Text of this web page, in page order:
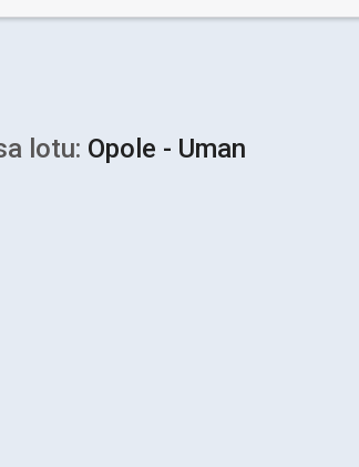
lotu: Opole - Uman